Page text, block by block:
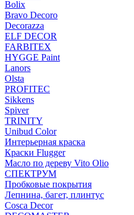
Bolix
Bravo Decoro
Decorazza
ELF DECOR
FARBITEX
HYGGE Paint
Lanors
Olsta
PROFITEC
Sikkens
Spiver
TRINITY
Unibud Color
Интерьерная краска
Краски Flugger
Масло по дереву Vito Olio
СПЕКТРУМ
Пробковые покрытия
Лепнина, багет, плинтус
Cosca Decor